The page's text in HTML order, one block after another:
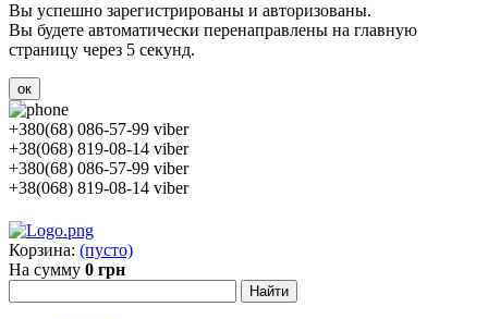
Вы успешно зарегистрированы и авторизованы.
Вы будете автоматически перенаправлены на главную
страницу через 5 секунд.
ок
+380(68) 086-57-99 viber
+38(068) 819-08-14 viber
+380(68) 086-57-99 viber
+38(068) 819-08-14 viber
Корзина: (пусто)
На сумму 0 грн